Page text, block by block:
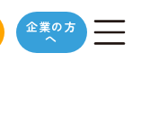
企業の方
へ